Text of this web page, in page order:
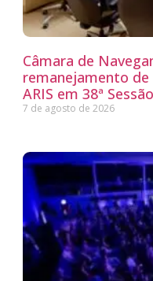
Câmara de
remanejamento de
ARIS em 38ª Sessão
7 de agosto de 2026